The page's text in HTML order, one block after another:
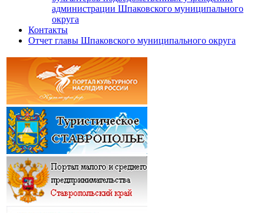
администрации Шпаковского муниципального
округа
Контакты
Отчет главы Шпаковского муниципального округа